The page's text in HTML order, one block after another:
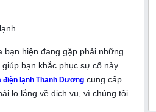
bạn hiện đang gặp phải những
bạn khắc phục sự cố này
điện lạnh Thanh Dương cung cấp
lo lắng về dịch vụ, vì chúng tôi